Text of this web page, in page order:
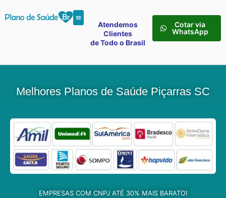
Atendemos
Clientes
de Todo o Brasil
Cotar via
WhatsApp
Melhores Planos de Saúde Piçarras SC
EMPRESAS COM CNPJ ATÉ 30% MAIS BARATO!